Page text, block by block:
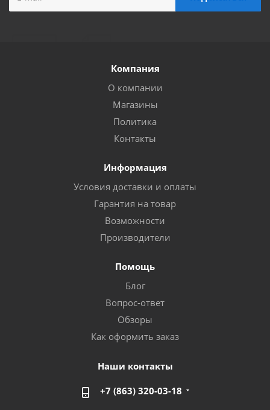
Компания
О компании
Магазины
Политика
Контакты
Информация
Условия доставки и оплаты
Гарантия на товар
Возможности
Производители
Помощь
Блог
Вопрос-ответ
Обзоры
Как оформить заказ
Наши контакты
+7 (863) 320-03-18